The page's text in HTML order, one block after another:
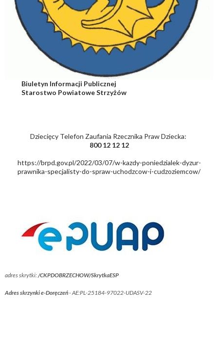
Biuletyn Informacji Publicznej
Starostwo Powiatowe Strzyżów
Dziecięcy Telefon Zaufania Rzecznika Praw Dziecka:
800 12 12 12
https://brpd.gov.pl/2022/03/07/w-kazdy-poniedzialek-dyzur-
prawnika-specjalisty-do-spraw-uchodzcow-i-cudzoziemcow/
adres skrytki:/CKPDOBRZECHOW/SkrytkaESP
Adres skrzynki e-Doręczeń- AE:PL-25184-97022-UDASV-22